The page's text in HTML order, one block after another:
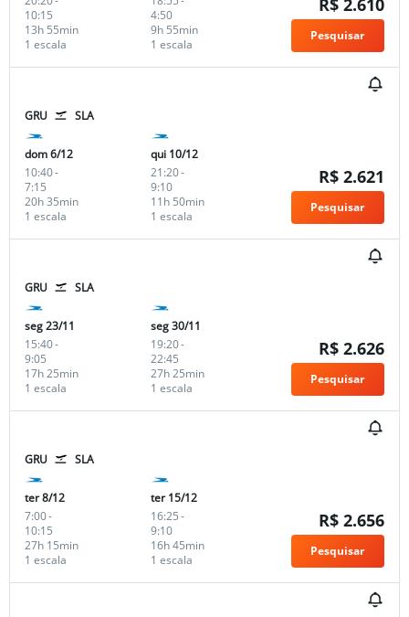
10:15
1 escala
13h 55min
4:50
1 escala
9h 55min
R$ 2.610
Pesquisar
GRU SLA
dom 6/12
10:40-
7:15
1 escala
20h 35min
qui 10/12
21:20-
9:10
1 escala
11h 50min
R$ 2.621
Pesquisar
GRU SLA
seg 23/11
15:40-
9:05
1 escala
17h 25min
seg 30/11
19:20-
22:45
1 escala
27h 25min
R$ 2.626
Pesquisar
GRU SLA
ter 8/12
7:00-
10:15
1 escala
27h 15min
ter 15/12
16:25-
9:10
1 escala
16h 45min
R$ 2.656
Pesquisar